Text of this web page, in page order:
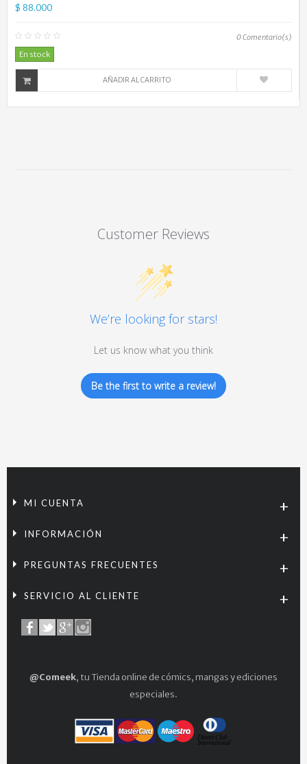
$ 88.000
0Comentario(s)
En stock
AÑADIR AL CARRITO
Customer Reviews
We’re looking for stars!
Let us know what you think
Be the first to write a review!
MI CUENTA
INFORMACIÓN
PREGUNTAS FRECUENTES
SERVICIO AL CLIENTE
@Comeek, tu Tienda online de cómics, mangas y ediciones
especiales.